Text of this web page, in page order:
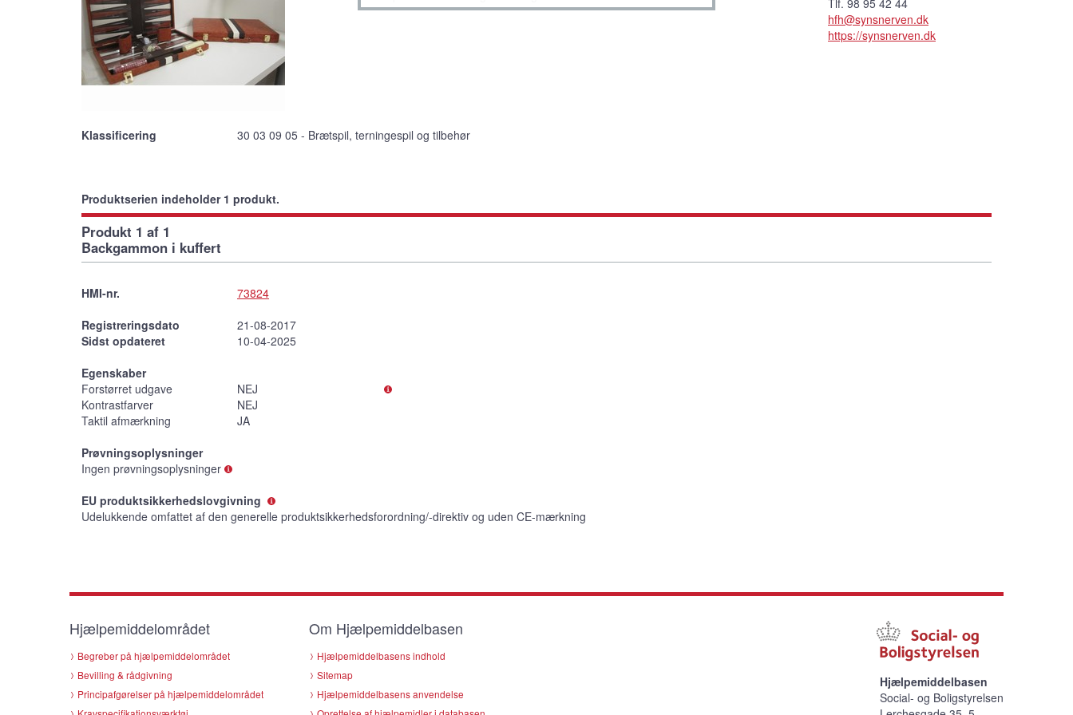
hfh@synsnerven.dk
https://synsnerven.dk
Klassificering 30 03 09 05 - Brætspil, terningespil og tilbehør
Produktserien indeholder 1 produkt.
Produkt 1 af 1
Backgammon i kuffert
HMI-nr.
73824
Registreringsdato
21-08-2017
Sidst opdateret
10-04-2025
Egenskaber
Forstørret udgave
NEJ
Kontrastfarver
NEJ
Taktil afmærkning
JA
Prøvningsoplysninger
Ingen prøvningsoplysninger
EU produktsikkerhedslovgivning
Udelukkende omfattet af den generelle produktsikkerhedsforordning/-direktiv og uden CE-mærkning
Hjælpemiddelområdet
Begreber på hjælpemiddelområdet
Bevilling & rådgivning
Principafgørelser på hjælpemiddelområdet
Om Hjælpemiddelbasen
Hjælpemiddelbasens indhold
Sitemap
Hjælpemiddelbasens anvendelse
Hjælpemiddelbasen
Social- og Boligstyrelsen